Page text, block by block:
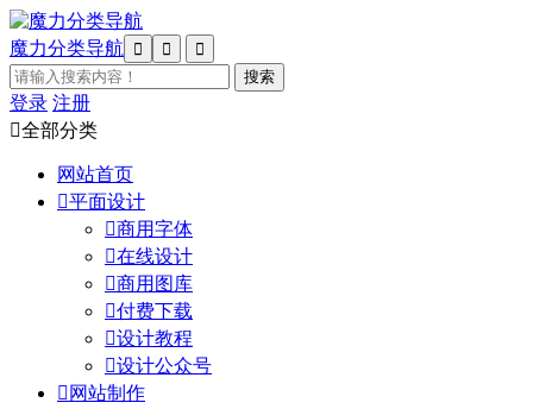
魔力分类导航   
登录 注册
全部分类
网站首页
平面设计
商用字体
在线设计
商用图库
付费下载
设计教程
设计公众号
 网站制作